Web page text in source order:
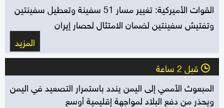
القوات الأميركية: تغيير مسار 51 سفينة وتعطيل سفينتين
وتفتيش سفينتين لضمان الامتثال لحصار إيران
المزيد
l قبل 2 ساعة
المبعوث الأممي إلى اليمن يندد باستمرار التصعيد في اليمن
ويحذر من دفع البلاد لمواجهة إقليمية أوسع